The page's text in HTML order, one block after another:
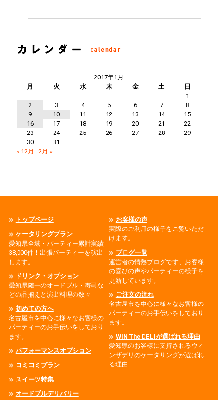
2017年1月
月
火 水 木 金 土
日
1
2
3 4 5 6 7
8
9
10 11 12 13 14
15
16
17 18 19 20 21
22
23
24 25 26 27 28
29
30
31
« 12月
2月 »
トップページ
ケータリングプラン
愛知県全域・パーティー累計実績
38,000件！出張パーティーを演出
します。
ドリンク・オプション
愛知県随一のオードブル・寿司な
どの品揃えと演出料理の数々
初めての方へ
名古屋市を中心に様々なお客様の
パーティーのお手伝いをしており
ます。
パフォーマンスオプション
コミコミプラン
スイーツ特集
オードブルデリバリー
お客様の声
実際のご利用の様子をご覧いただ
けます。
ブログ一覧
運営者の情熱ブログです、お客様
の喜びの声やパーティーの様子を
更新しています。
ご注文の流れ
名古屋市を中心に様々なお客様の
パーティーのお手伝いをしており
ます。
WIN The DELIが選ばれる理由
愛知県のお客様に支持されるウィ
ンザデリのケータリングが選ばれ
る理由